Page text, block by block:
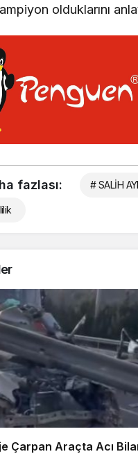
olduklarını
fazlası: # SALİH
Çarpan Araçta Acı